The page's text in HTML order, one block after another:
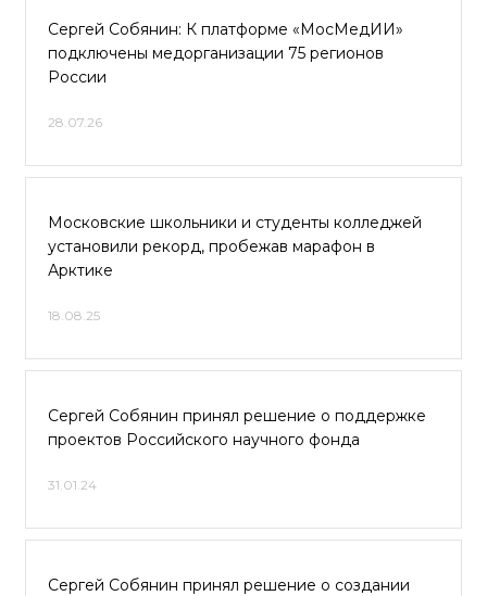
Сергей Собянин: К платформе «МосМедИИ»
подключены медорганизации 75 регионов
России
28.07.26
Московские школьники и студенты колледжей
установили рекорд, пробежав марафон в
Арктике
18.08.25
Сергей Собянин принял решение о поддержке
проектов Российского научного фонда
31.01.24
Сергей Собянин принял решение о создании